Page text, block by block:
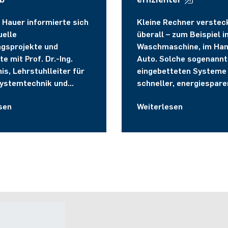
informierte sich
und
mit Prof. Dr.-Ing.
Lehrstuhlleiter für
und
des Bundes.
Kleine Rechner
überall – zum Beispiel
Waschmaschine, im
Auto. Solche
eingebetteten Systeme
schneller,
das erklärte Ziel von
leitet er den Lehrstuhl
Weiterlesen